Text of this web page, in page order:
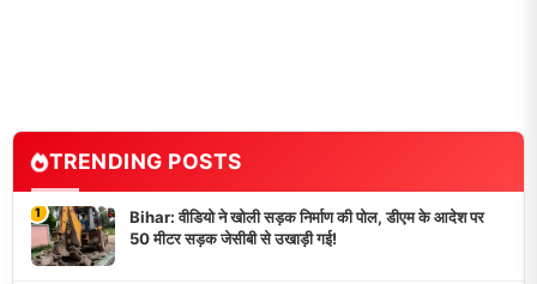
TRENDING POSTS
1
Bihar: वीडियो ने खोली सड़क निर्माण की पोल, डीएम के आदेश पर
50 मीटर सड़क जेसीबी से उखाड़ी गई!